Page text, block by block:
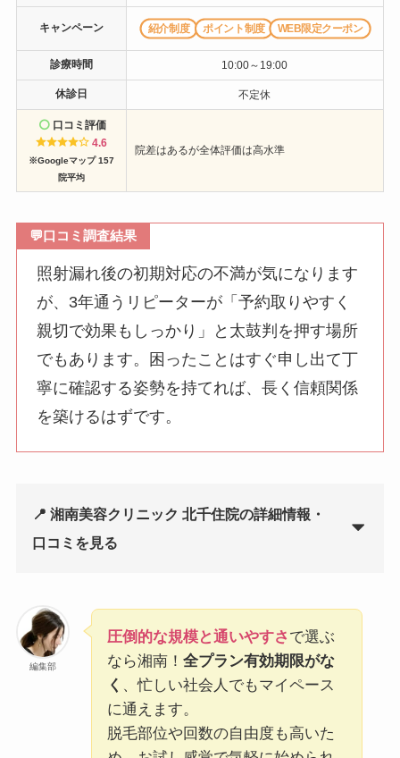
キャンペーン 紹介制度 ポイント制度 WEB限定クーポン
診療時間 10:00～19:00
休診日 不定休
口コミ評価
4.6
※Googleマップ 157
院平均
院差はあるが全体評価は高水準
💬口コミ調査結果
照射漏れ後の初期対応の不満が気になります
が、3年通うリピーターが「予約取りやすく
親切で効果もしっかり」と太鼓判を押す場所
でもあります。困ったことはすぐ申し出て丁
寧に確認する姿勢を持てれば、長く信頼関係
を築けるはずです。
📍 湘南美容クリニック 北千住院の詳細情報・
口コミを見る
編集部
圧倒的な規模と通いやすさ で選ぶ
なら湘南！ 全プラン有効期限がな
く 、忙しい社会人でもマイペース
に通えます。
脱毛部位や回数の自由度も高いた